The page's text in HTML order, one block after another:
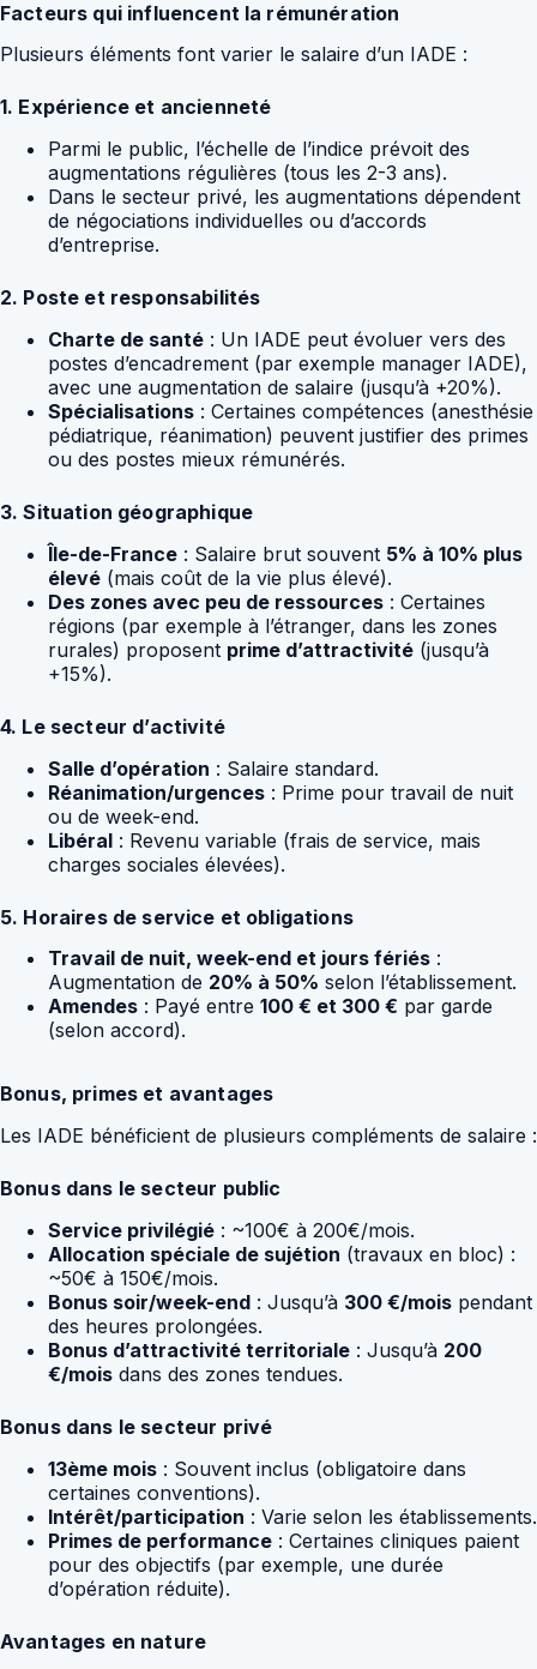
Facteurs qui influencent la rémunération
Plusieurs éléments font varier le salaire d’un IADE :
1. Expérience et ancienneté
Parmi le public, l’échelle de l’indice prévoit des
augmentations régulières (tous les 2-3 ans).
Dans le secteur privé, les augmentations dépendent
de négociations individuelles ou d’accords
d’entreprise.
2. Poste et responsabilités
Charte de santé : Un IADE peut évoluer vers des
postes d’encadrement (par exemple manager IADE),
avec une augmentation de salaire (jusqu’à +20%).
Spécialisations : Certaines compétences (anesthésie
pédiatrique, réanimation) peuvent justifier des primes
ou des postes mieux rémunérés.
3. Situation géographique
Île-de-France : Salaire brut souvent 5% à 10% plus
élevé (mais coût de la vie plus élevé).
Des zones avec peu de ressources : Certaines
régions (par exemple à l’étranger, dans les zones
rurales) proposent prime d’attractivité (jusqu’à
+15%).
4. Le secteur d’activité
Salle d’opération : Salaire standard.
Réanimation/urgences : Prime pour travail de nuit
ou de week-end.
Libéral : Revenu variable (frais de service, mais
charges sociales élevées).
5. Horaires de service et obligations
Travail de nuit, week-end et jours fériés :
Augmentation de 20% à 50% selon l’établissement.
Amendes : Payé entre 100 € et 300 € par garde
(selon accord).
Bonus, primes et avantages
Les IADE bénéficient de plusieurs compléments de salaire :
Bonus dans le secteur public
Service privilégié : ~100€ à 200€/mois.
Allocation spéciale de sujétion (travaux en bloc) :
~50€ à 150€/mois.
Bonus soir/week-end : Jusqu’à 300 €/mois pendant
des heures prolongées.
Bonus d’attractivité territoriale : Jusqu’à 200
€/mois dans des zones tendues.
Bonus dans le secteur privé
13ème mois : Souvent inclus (obligatoire dans
certaines conventions).
Intérêt/participation : Varie selon les établissements.
Primes de performance : Certaines cliniques paient
pour des objectifs (par exemple, une durée
d’opération réduite).
Avantages en nature